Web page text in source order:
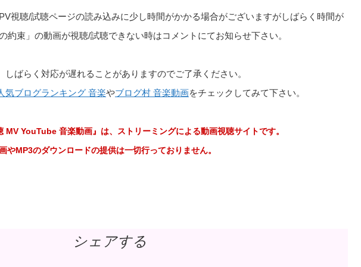
視聴/試聴ページの読み込みに少し時間がかかる場合がございますがしばらく時間が
約束」の動画が視聴/試聴できない時はコメントにてお知らせ下さい。
ばらく対応が遅れることがありますのでご了承ください。
気ブログランキング 音楽やブログ村 音楽動画をチェックしてみて下さい。
YouTube 音楽動画』は、ストリーミングによる動画視聴サイトです。
やMP3のダウンロードの提供は一切行っておりません。
シェアする